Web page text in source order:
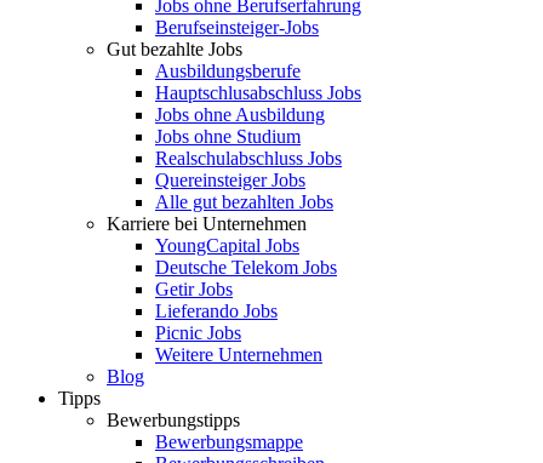
Jobs ohne Berufserfahrung
Berufseinsteiger-Jobs
Gut bezahlte Jobs
Ausbildungsberufe
Hauptschlusabschluss Jobs
Jobs ohne Ausbildung
Jobs ohne Studium
Realschulabschluss Jobs
Quereinsteiger Jobs
Alle gut bezahlten Jobs
Karriere bei Unternehmen
YoungCapital Jobs
Deutsche Telekom Jobs
Getir Jobs
Lieferando Jobs
Picnic Jobs
Weitere Unternehmen
Blog
Tipps
Bewerbungstipps
Bewerbungsmappe